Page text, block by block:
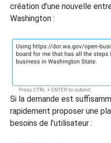
création d’une nouvelle
Washington :
Si la demande est
rapidement proposer une
besoins de l’utilisateur :